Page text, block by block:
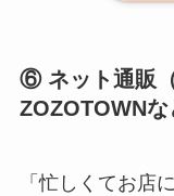
⑥ ネット通販
ZOZOTOWNな
「忙しくてお店